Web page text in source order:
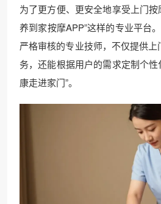
为了更方便、更安全地享受上门
养到家按摩APP”这样的专业平台
严格审核的专业技师，不仅提供上
务，还能根据用户的需求定制个
康走进家门”。